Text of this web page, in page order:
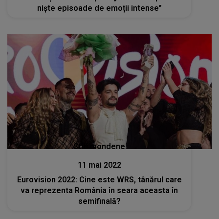
niște episoade de emoții intense”
Stiri mondene
11 mai 2022
Eurovision 2022: Cine este WRS, tânărul care
va reprezenta România în seara aceasta în
semifinală?